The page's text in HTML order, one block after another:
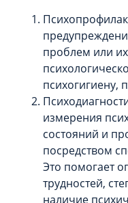
проблем или
психогигиену,
измерения
состояний и
посредством
Это помогает
трудностей,
наличие